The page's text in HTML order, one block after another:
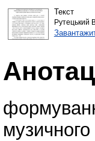
Текст
Рутецький